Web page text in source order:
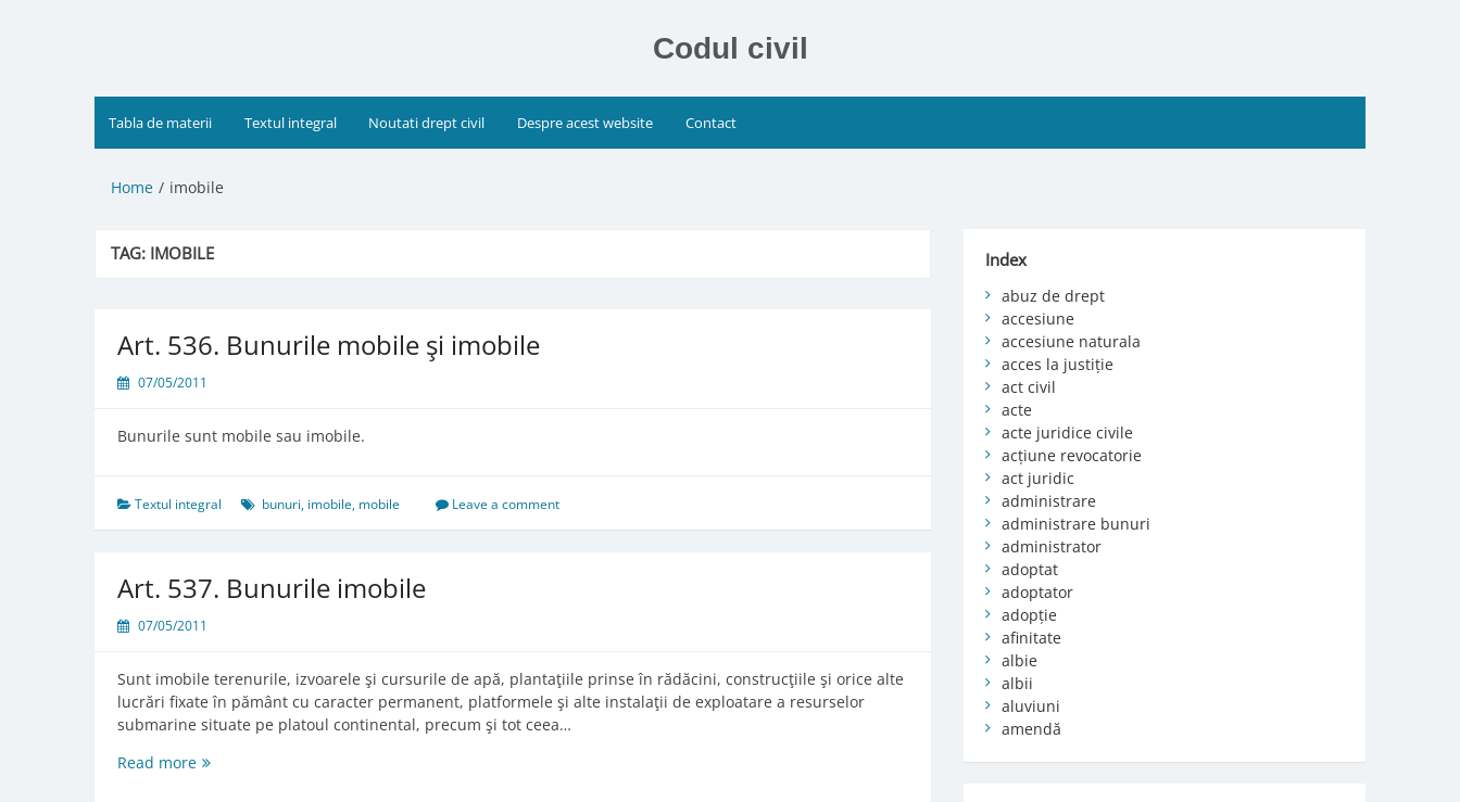
Codul civil
Tabla de materii Textul integral Noutati drept civil Despre acest website Contact
Home imobile
TAG: IMOBILE
Art. 536. Bunurile mobile şi imobile
07/05/2011
Bunurile sunt mobile sau imobile.
Textul integral bunuri, imobile, mobile Leave a comment
Art. 537. Bunurile imobile
07/05/2011
Sunt imobile terenurile, izvoarele şi cursurile de apă, plantaţiile prinse în rădăcini, construcţiile şi orice alte
lucrări fixate în pământ cu caracter permanent, platformele şi alte instalaţii de exploatare a resurselor
submarine situate pe platoul continental, precum şi tot ceea…
Read moreArt.
Index
abuz de drept
accesiune
accesiune naturala
acces la justiție
act civil
acte
acte juridice civile
acțiune revocatorie
act juridic
administrare
administrare bunuri
administrator
adoptat
adoptator
adopție
afinitate
albie
albii
aluviuni
amendă